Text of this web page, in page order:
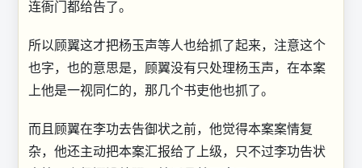
连衙门都给告了。
所以顾翼这才把杨玉声等人也给抓了起来，注意这个
也字，也的意思是，顾翼没有只处理杨玉声，在本案
上他是一视同仁的，那几个书吏他也抓了。
而且顾翼在李功去告御状之前，他觉得本案案情复
杂，他还主动把本案汇报给了上级，只不过李功告状